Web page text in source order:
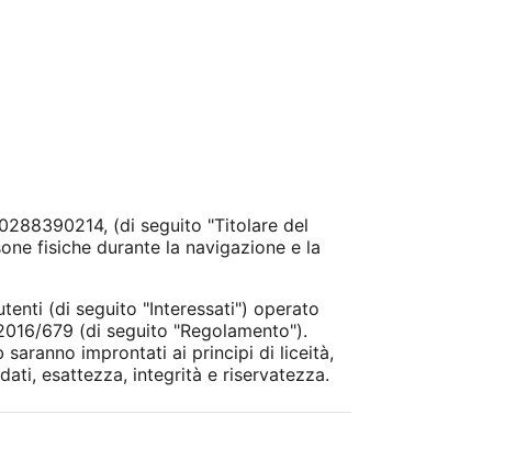
(di seguito "Titolare del
fisiche durante la navigazione e la
(di seguito "Interessati") operato
679 (di seguito "Regolamento").
improntati ai principi di liceità,
esattezza, integrità e riservatezza.